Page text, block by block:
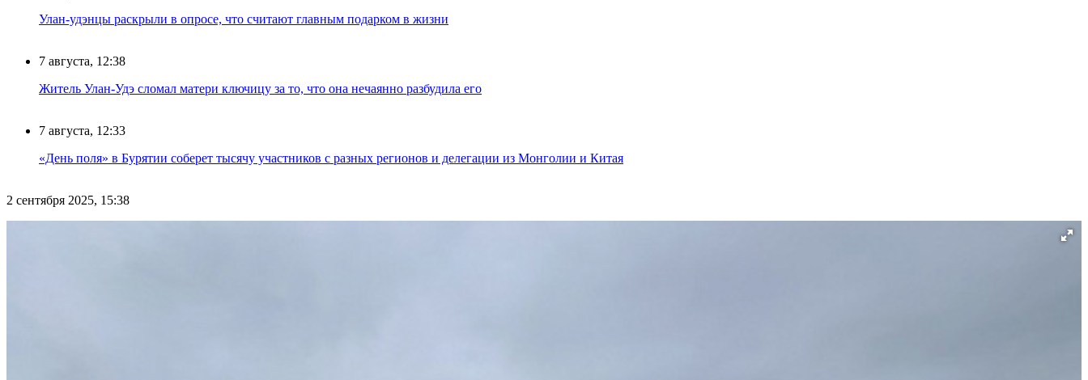
Улан-удэнцы раскрыли в опросе, что считают главным подарком в жизни
7 августа, 12:38
Житель Улан-Удэ сломал матери ключицу за то, что она нечаянно разбудила его
7 августа, 12:33
«День поля» в Бурятии соберет тысячу участников с разных регионов и делегации из Монголии и Китая
2 сентября 2025, 15:38